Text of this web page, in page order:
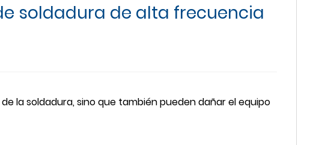
soldadura de alta frecuencia
la soldadura, sino que también pueden dañar el equipo